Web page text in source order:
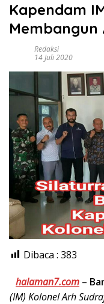
Kapendam
Membangun
Redaksi
14 Juli 2020
Dibaca : 383
halaman7.com –
(IM) Kolonel Arh